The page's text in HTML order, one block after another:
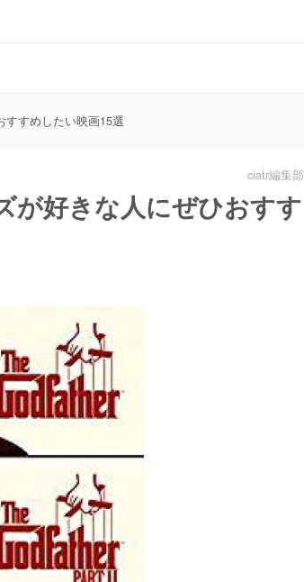
すすめしたい映画15選
ciatr編集部
が好きな人にぜひおすす